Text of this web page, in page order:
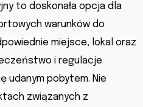
to doskonała opcja dla
warunków do
miejsce, lokal oraz
i regulacje
udanym pobytem. Nie
związanych z